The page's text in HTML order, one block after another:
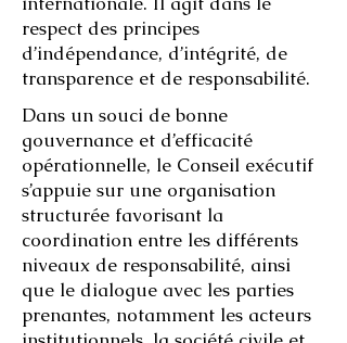
respect des principes
d’indépendance, d’intégrité, de
transparence et de responsabilité.
Dans un souci de bonne
gouvernance et d’efficacité
opérationnelle, le Conseil exécutif
s’appuie sur une organisation
structurée favorisant la
coordination entre les différents
niveaux de responsabilité, ainsi
que le dialogue avec les parties
prenantes, notamment les acteurs